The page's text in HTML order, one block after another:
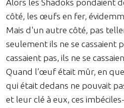
Alors les Shadoks pondaient
côté, les œufs en fer,
Mais d'un autre côté, pas
seulement ils ne se cassaient
cassaient pas, ils ne se
Quand l’œuf était mûr, en
qui était dedans ne pouvait
et leur clé à eux, ces